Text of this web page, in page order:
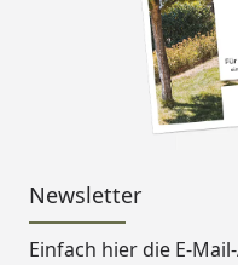
Newsletter
Einfach hier die E-